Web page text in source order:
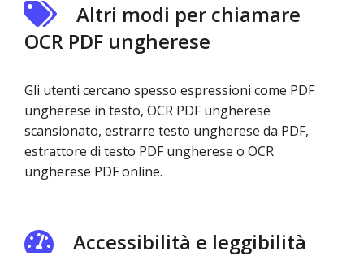
Altri modi per chiamare
OCR PDF ungherese
Gli utenti cercano spesso espressioni come PDF
ungherese in testo, OCR PDF ungherese
scansionato, estrarre testo ungherese da PDF,
estrattore di testo PDF ungherese o OCR
ungherese PDF online.
Accessibilità e leggibilità